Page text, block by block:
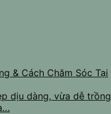
& Cách Chăm Sóc Tại
dịu dàng, vừa dễ trồng